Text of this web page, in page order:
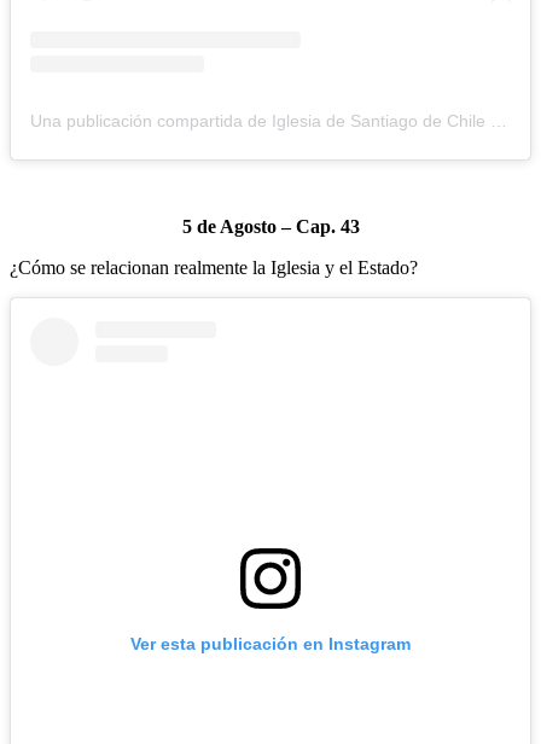
5 de Agosto – Cap. 43
¿Cómo se relacionan realmente la Iglesia y el Estado?
Ver esta publicación en Instagram